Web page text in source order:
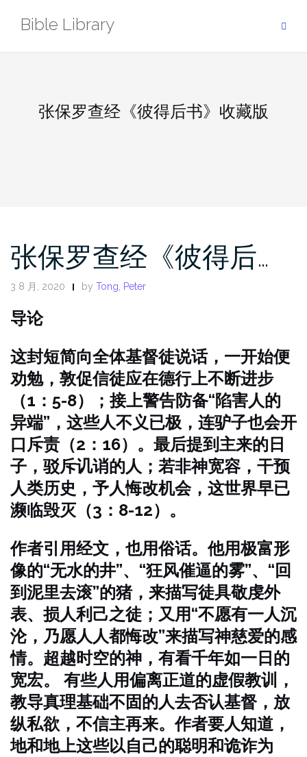
Bible Library
张保罗查经《彼得后书》收藏版
张保罗查经《彼得后…
3 8 月, 2020 by Tong, Peter
导论
这封短简向全体基督徒说话，一开始便
劝勉，敦促信徒应在德行上不断进步
（1：5-8）；接上警告防备“陷害人的
异端”，这些人不义已极，连驴子也会开
口斥责（2：16）。最后提到主来的日
子，驳斥讥诮的人；若非神宽容，干预
人类历史，予人悔改机会，这世界早已
濒临毁灭（3：8-12）。
作者引用经文，也用俗话。他用极富形
像的“无水的井”、“狂风催逼的雾”、“回
到泥里去滚”的猪，来描写徒具敬虔外
表、损人利己之徒；又用“不愿有一人沉
沦，乃愿人人都悔改”来描写神慈爱的感
情。超越时空的神，有看千年如一日的
宽宏。
有些人用偏离正道的虚假教训，
教导真理基础不固的人去否认基督，放
纵私欲，不信主再来。作者要人知道，
地和地上这些以自己的聪明和诡诈为